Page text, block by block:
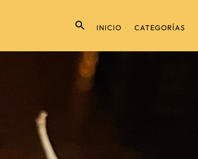
INICIO CATEGORÍAS